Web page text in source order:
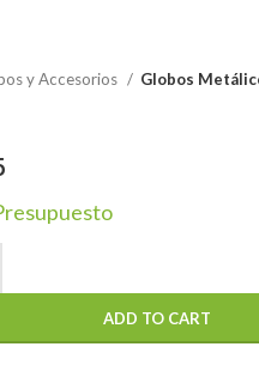
y Accesorios Globos
ADD TO CART